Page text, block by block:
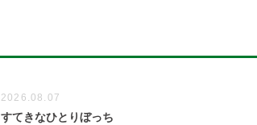
2026.08.07
すてきなひとりぼっち